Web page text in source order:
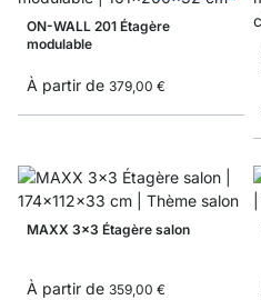
ON-WALL 201 Étagère
modulable
À partir de 379,00 €
MAXX 3x3 Étagère salon
À partir de 359,00 €